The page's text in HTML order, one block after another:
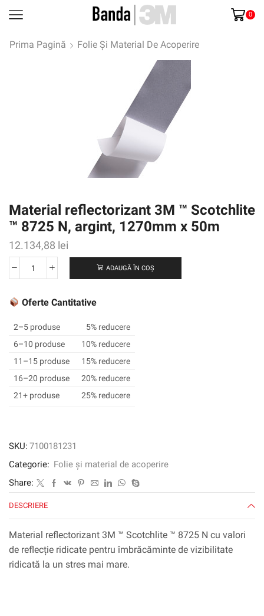
0
Prima Pagină Folie Și Material De Acoperire
Material reflectorizant 3M ™ Scotchlite
™ 8725 N, argint, 1270mm x 50m
12.134,88 lei
Cantitate
reflectorizant
™
Scotchlite
™
8725
N,
argint,
ADAUGĂ ÎN COȘ
Oferte Cantitative
2–5 produse
5% reducere
6–10 produse
10% reducere
11–15 produse
15% reducere
16–20 produse
20% reducere
21+ produse
25% reducere
SKU: 7100181231
Categorie: Folie și material de acoperire
Share:
DESCRIERE
Material reflectorizant 3M ™ Scotchlite ™ 8725 N cu valori
de reflecție ridicate pentru îmbrăcăminte de vizibilitate
ridicată la un stres mai mare.